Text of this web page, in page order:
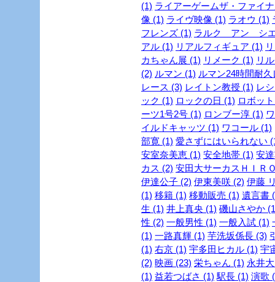
(1) ライアーゲームザ・ファイ
像 (1) ライヴ映像 (1) ラオウ (1)
フレンズ (1) ラルク アン シ
アル (1) リアルフィギュア (1)
カちゃん展 (1) リメーク (1) リ
(2) ルマン (1) ルマン24時間耐
レース (3) レイトン教授 (1) レ
ック (1) ロックの日 (1) ロボッ
ーツ1号2号 (1) ロンブー淳 (1)
イルドキャッツ (1) ワコール (1)
部寛 (1) 愛さずにはいられない
安室奈美恵 (1) 安全地帯 (1) 安
カス (2) 安田大サーカスＨＩＲ
伊達公子 (2) 伊東美咲 (2) 伊藤
(1) 移籍 (1) 移動販売 (1) 遺言書
生 (1) 井上真央 (1) 磯山さやか
性 (2) 一般男性 (1) 一般入試 (1)
(1) 一路真輝 (1) 芋洗坂係長 (3)
(1) 右京 (1) 宇多田ヒカル (1) 宇
(2) 映画 (23) 栄ちゃん (1) 永井
(1) 益若つばさ (1) 駅長 (1) 演歌